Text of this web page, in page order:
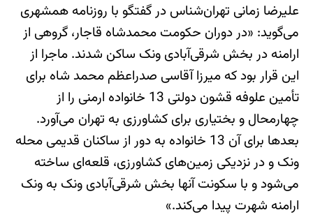
علیرضا زمانی تهران‌شناس در گفتگو با روزنامه همشهری
می‌گوید: «در دوران حکومت محمدشاه قاجار، گروهی از
ارامنه در بخش شرقی‌آبادی ونک ساکن شدند. ماجرا از
این قرار بود که میرزا آقاسی صدراعظم محمد شاه برای
تأمین علوفه قشون دولتی 13 خانواده ارمنی را از
چهارمحال و بختیاری برای کشاورزی به تهران می‌آورد.
بعدها برای آن 13 خانواده به دور از ساکنان قدیمی محله
ونک و در نزدیکی زمین‌های کشاورزی، قلعه‌ای ساخته
می‌شود و با سکونت آنها بخش شرقی‌آبادی ونک به ونک
ارامنه شهرت پیدا می‌کند.»